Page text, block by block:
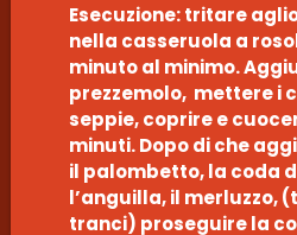
Esecuzione: tritare
nella casseruola a
minuto al minimo.
prezzemolo, mettere i
seppie, coprire e
minuti. Dopo di che
il palombetto, la coda
l’anguilla, il merluzzo,
tranci) proseguire la